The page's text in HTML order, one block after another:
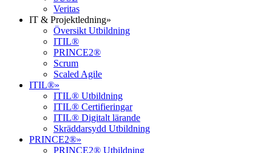
Veritas
IT & Projektledning»
Översikt Utbildning
ITIL®
PRINCE2®
Scrum
Scaled Agile
ITIL®»
ITIL® Utbildning
ITIL® Certifieringar
ITIL® Digitalt lärande
Skräddarsydd Utbildning
PRINCE2®»
PRINCE2® Utbildning